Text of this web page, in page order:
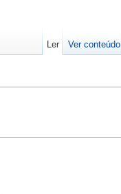
Ler Ver conteúdo